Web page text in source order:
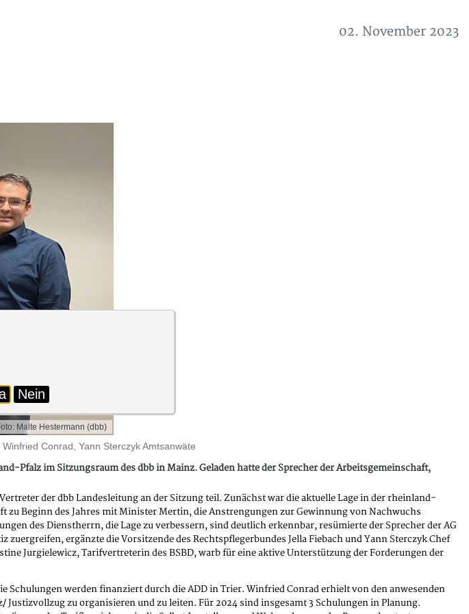
02. November 2023
Malte Hestermann (dbb)
Conrad, Yann Sterczyk Amtsanwäte
Pfalz im Sitzungsraum des dbb in Mainz. Geladen hatte der Sprecher der Arbeitsgemeinschaft,
der dbb Landesleitung an der Sitzung teil. Zunächst war die aktuelle Lage in der rheinland-
zu Beginn des Jahres mit Minister Mertin, die Anstrengungen zur Gewinnung von Nachwuchs
des Dienstherrn, die Lage zu verbessern, sind deutlich erkennbar, resümierte der Sprecher der AG
ergänzte die Vorsitzende des Rechtspflegerbundes Jella Fiebach und Yann Sterczyk Chef
Jurgielewicz, Tarifvertreterin des BSBD, warb für eine aktive Unterstützung der Forderungen der
Schulungen werden finanziert durch die ADD in Trier. Winfried Conrad erhielt von den anwesenden
zu organisieren und zu leiten. Für 2024 sind insgesamt 3 Schulungen in Planung.
Nein